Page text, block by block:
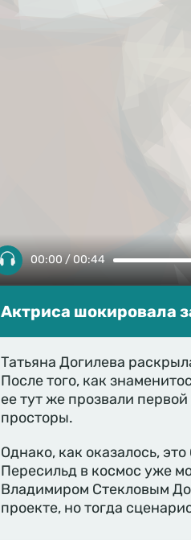
00:00 / 00:44
Актриса шокировала
Татьяна Догилева
После того, как
ее тут же прозвали
просторы.
Однако, как оказалось,
Пересильд в космос уже
Владимиром Стекловым
проекте, но тогда